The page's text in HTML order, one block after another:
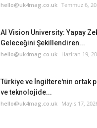
hello@uk4mag.co.uk Temmuz 6,
AI Vision University: Yapay
Geleceğini Şekillendiren...
hello@uk4mag.co.uk Haziran 19,
Türkiye ve İngiltere'nin ortak
ve teknolojide...
hello@uk4mag.co.uk Mayıs 17,